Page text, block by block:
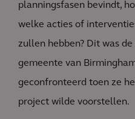
planningsfasen bevindt,
welke acties of
zullen hebben? Dit was
gemeente van
geconfronteerd toen ze
project wilde voorstellen.